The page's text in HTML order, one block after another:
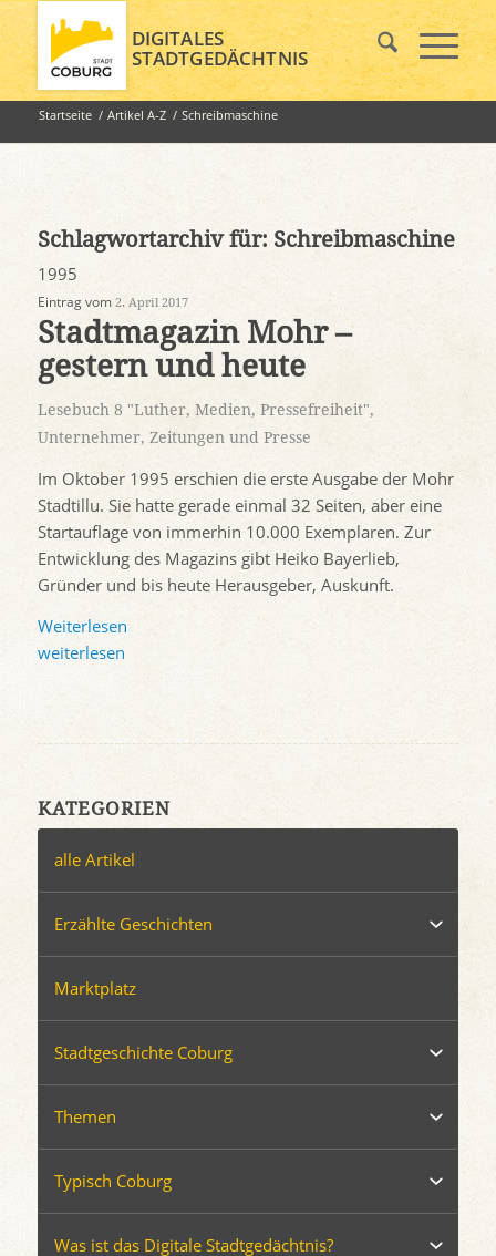
DIGITALES
STADTGEDÄCHTNIS
Startseite / Artikel A-Z / Schreibmaschine
Schlagwortarchiv für: Schreibmaschine
1995
Eintrag vom 2. April 2017
Stadtmagazin Mohr –
gestern und heute
Lesebuch 8 "Luther, Medien, Pressefreiheit",
Unternehmer, Zeitungen und Presse
Im Oktober 1995 erschien die erste Ausgabe der Mohr
Stadtillu. Sie hatte gerade einmal 32 Seiten, aber eine
Startauflage von immerhin 10.000 Exemplaren. Zur
Entwicklung des Magazins gibt Heiko Bayerlieb,
Gründer und bis heute Herausgeber, Auskunft.
Weiterlesen
weiterlesen
KATEGORIEN
alle Artikel
Erzählte Geschichten
Marktplatz
Stadtgeschichte Coburg
Themen
Typisch Coburg
Was ist das Digitale Stadtgedächtnis?